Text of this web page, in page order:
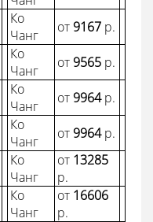
Ко
Чанг
от 9167 p.
Ко
Чанг
от 9565 p.
Ко
Чанг
от 9964p.
Ко
Чанг
от 9964p.
Ко
Чанг
от 13285
p.
Ко
Чанг
от 16606
p.